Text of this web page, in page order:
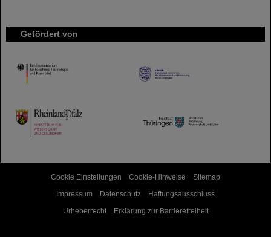
Gefördert von
HMWK
TMWWDG
Cookie Einstellungen Cookie-Hinweise
Sitemap
Impressum
Datenschutz
Haftungsausschluss
Urheberrecht
Erklärung zur Barrierefreiheit